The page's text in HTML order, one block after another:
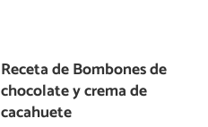
Receta de Bombones de
chocolate y crema de
cacahuete